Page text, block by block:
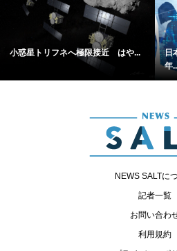
小惑星トリフネへ極限接近 はや...
日
年
NEWS SALTに
記者一覧
お問い合わ
利用規約